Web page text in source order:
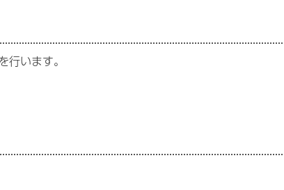
います。